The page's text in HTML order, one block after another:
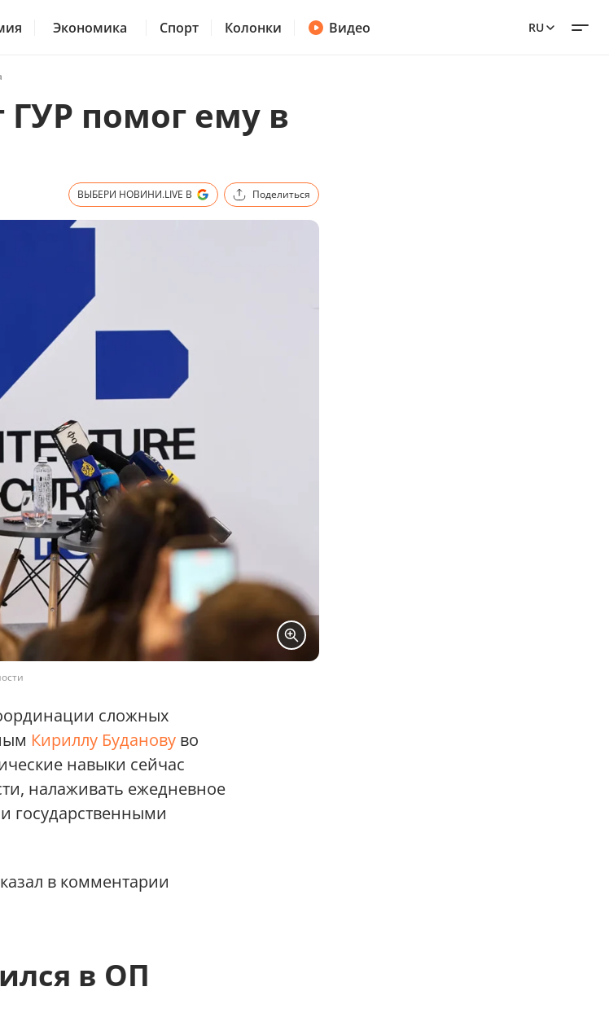
Экономика Спорт Колонки Видео RU
помог ему в
ВЫБЕРИ НОВИНИ.LIVE В Поделиться
сложных
Кириллу Буданову во
навыки сейчас
налаживать ежедневное
государственными
в комментарии
в ОП